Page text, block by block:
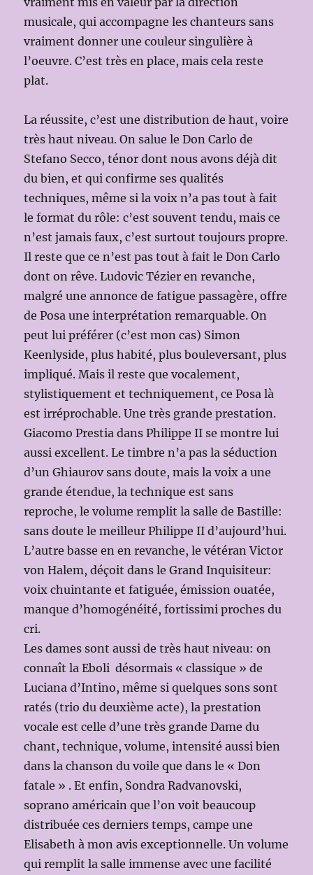
musicale, qui accompagne les chanteurs sans
vraiment donner une couleur singulière à
l’oeuvre. C’est très en place, mais cela reste
plat.
La réussite, c’est une distribution de haut, voire
très haut niveau. On salue le Don Carlo de
Stefano Secco, ténor dont nous avons déjà dit
du bien, et qui confirme ses qualités
techniques, même si la voix n’a pas tout à fait
le format du rôle: c’est souvent tendu, mais ce
n’est jamais faux, c’est surtout toujours propre.
Il reste que ce n’est pas tout à fait le Don Carlo
dont on rêve. Ludovic Tézier en revanche,
malgré une annonce de fatigue passagère, offre
de Posa une interprétation remarquable. On
peut lui préférer (c’est mon cas) Simon
Keenlyside, plus habité, plus bouleversant, plus
impliqué. Mais il reste que vocalement,
stylistiquement et techniquement, ce Posa là
est irréprochable. Une très grande prestation.
Giacomo Prestia dans Philippe II se montre lui
aussi excellent. Le timbre n’a pas la séduction
d’un Ghiaurov sans doute, mais la voix a une
grande étendue, la technique est sans
reproche, le volume remplit la salle de Bastille:
sans doute le meilleur Philippe II d’aujourd’hui.
L’autre basse en en revanche, le vétéran Victor
von Halem, déçoit dans le Grand Inquisiteur:
voix chuintante et fatiguée, émission ouatée,
manque d’homogénéité, fortissimi proches du
cri.
Les dames sont aussi de très haut niveau: on
connaît la Eboli désormais « classique » de
Luciana d’Intino, même si quelques sons sont
ratés (trio du deuxième acte), la prestation
vocale est celle d’une très grande Dame du
chant, technique, volume, intensité aussi bien
dans la chanson du voile que dans le « Don
fatale » . Et enfin, Sondra Radvanovski,
soprano américain que l’on voit beaucoup
distribuée ces derniers temps, campe une
Elisabeth à mon avis exceptionnelle. Un volume
qui remplit la salle immense avec une facilité